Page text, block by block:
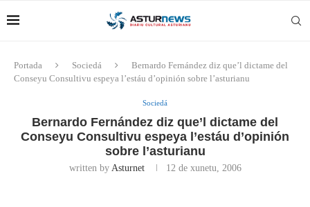
Portada Sociedá
Bernardo Fernández diz que’l dictame del
Conseyu Consultivu espeya l’estáu d’opinión sobre l’asturianu
Sociedá
Bernardo Fernández diz que’l dictame del
Conseyu Consultivu espeya l’estáu d’opinión
sobre l’asturianu
written by Asturnet 12 de xunetu, 2006